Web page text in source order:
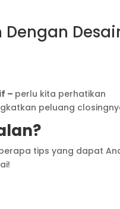
– perlu kita perhatikan
peluang
tips yang dapat